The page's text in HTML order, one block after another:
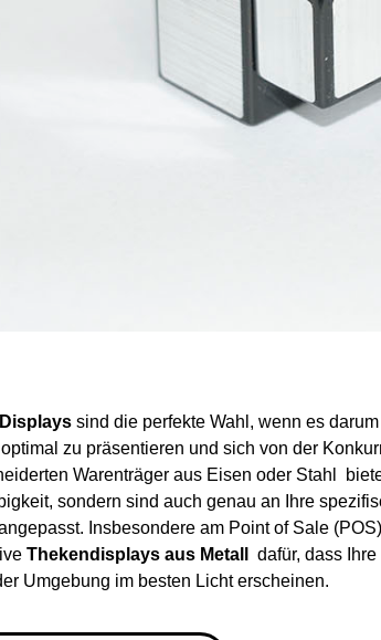
sind die perfekte Wahl, wenn es darum
zu präsentieren und sich von der
Warenträger aus Eisen oder Stahl
sondern sind auch genau an Ihre
Insbesondere am Point of Sale (POS)
Thekendisplays aus Metall
dafür, dass Ihre
Umgebung im besten Licht erscheinen.